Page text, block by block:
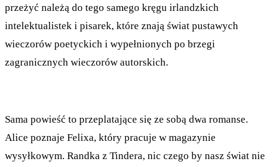
przeżyć należą do tego samego kręgu irlandzkich
intelektualistek i pisarek, które znają świat pustawych
wieczorów poetyckich i wypełnionych po brzegi
zagranicznych wieczorów autorskich.
Sama powieść to przeplatające się ze sobą dwa romanse.
Alice poznaje Felixa, który pracuje w magazynie
wysyłkowym. Randka z Tindera, nic czego by nasz świat nie